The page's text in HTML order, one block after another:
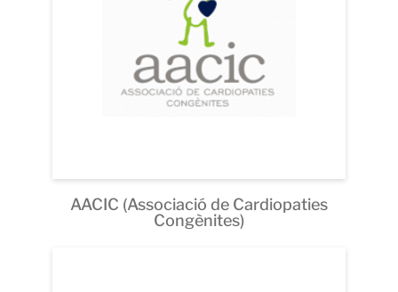
AACIC (Associació de Cardiopaties
Congènites)